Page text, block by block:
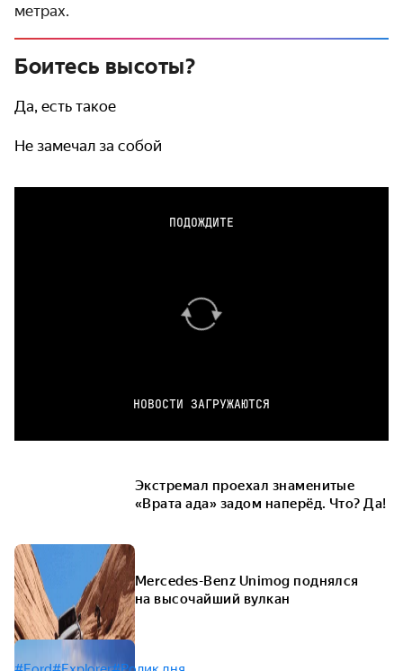
метрах.
Боитесь высоты?
Да, есть такое
Не замечал за собой
ПОДОЖДИТЕ
НОВОСТИ ЗАГРУЖАЮТСЯ
Экстремал проехал знаменитые
«Врата ада» задом наперёд. Что? Да!
Mercedes-Benz Unimog поднялся
на высочайший вулкан